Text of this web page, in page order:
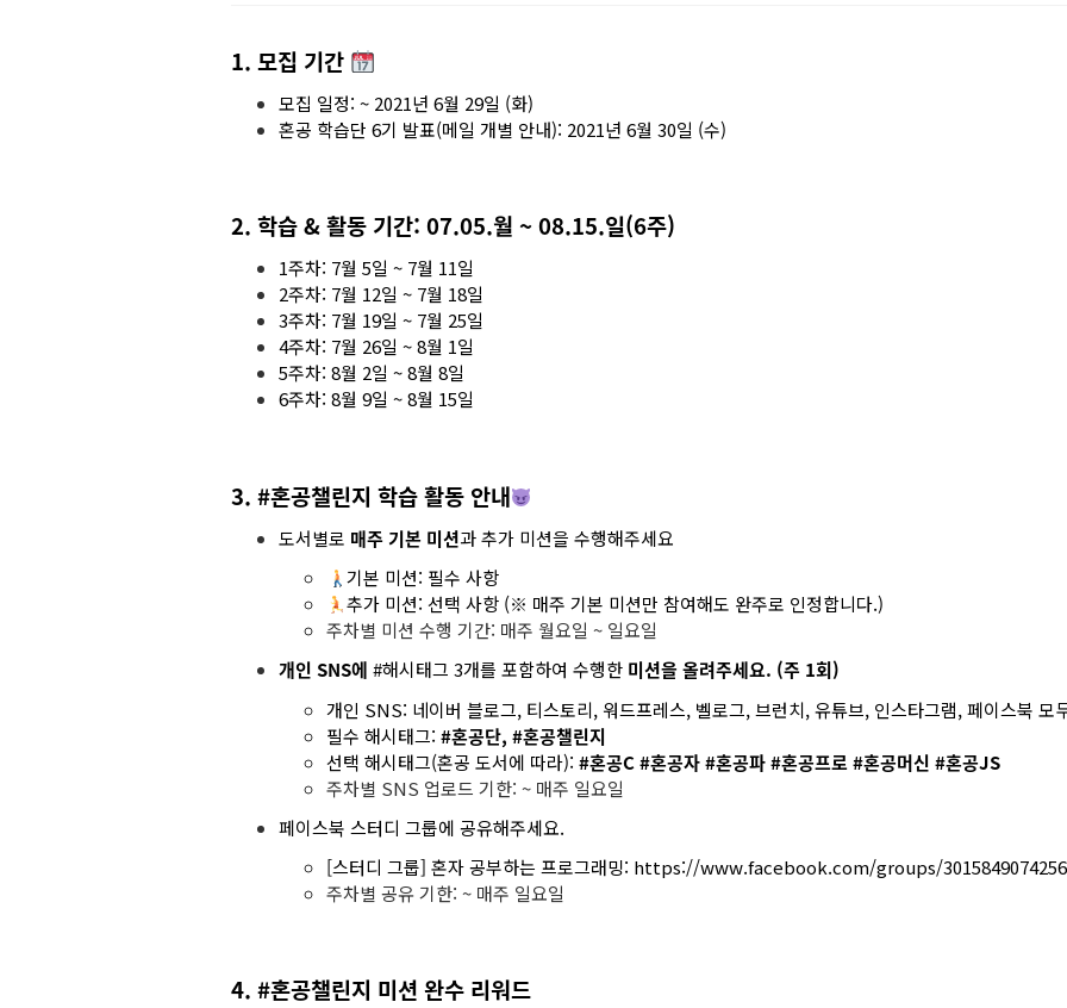
1. 모집 기간
모집 일정: ~ 2021년 6월 29일 (화)
혼공 학습단 6기 발표(메일 개별 안내): 2021년 6월 30일 (수)
2. 학습 & 활동 기간: 07.05.월 ~ 08.15.일(6주)
1주차: 7월 5일 ~ 7월 11일
2주차: 7월 12일 ~ 7월 18일
3주차: 7월 19일 ~ 7월 25일
4주차: 7월 26일 ~ 8월 1일
5주차: 8월 2일 ~ 8월 8일
6주차: 8월 9일 ~ 8월 15일
3. #혼공챌린지 학습 활동 안내
도서별로 매주 기본 미션과 추가 미션을 수행해주세요
기본 미션: 필수 사항
추가 미션: 선택 사항 (※ 매주 기본 미션만 참여해도 완주로 인정합니다.)
주차별 미션 수행 기간: 매주 월요일 ~ 일요일
개인 SNS에 #해시태그 3개를 포함하여 수행한 미션을 올려주세요. (주 1회)
개인 SNS: 네이버 블로그, 티스토리, 워드프레스, 벨로그, 브런치, 유튜브, 인스타그램, 페이스북 모
필수 해시태그: #혼공단, #혼공챌린지
선택 해시태그(혼공 도서에 따라): #혼공C #혼공자 #혼공파 #혼공프로 #혼공머신 #혼공JS
주차별 SNS 업로드 기한: ~ 매주 일요일
페이스북 스터디 그룹에 공유해주세요.
[스터디 그룹] 혼자 공부하는 프로그래밍: https://www.facebook.com/groups/
주차별 공유 기한: ~ 매주 일요일
4. #혼공챌린지 미션 완수 리워드